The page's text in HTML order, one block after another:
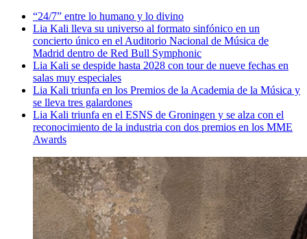
“24/7” entre lo humano y lo divino
Lia Kali lleva su universo al formato sinfónico en un
concierto único en el Auditorio Nacional de Música de
Madrid dentro de Red Bull Symphonic
Lia Kali se despide hasta 2028 con tour de nueve fechas en
salas muy especiales
Lia Kali triunfa en los Premios de la Academia de la Música y
se lleva tres galardones
Lia Kali triunfa en el ESNS de Groningen y se alza con el
reconocimiento de la industria con dos premios en los MME
Awards